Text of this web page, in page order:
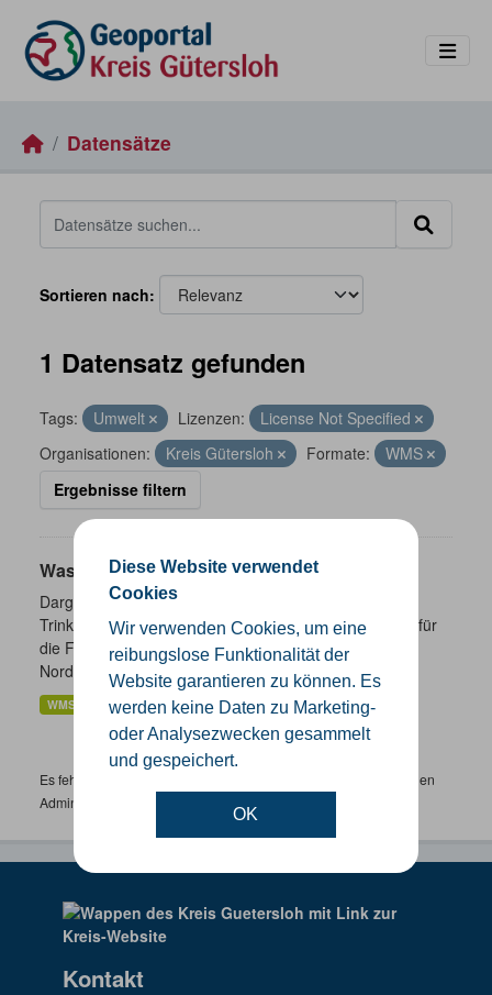
Diese Website verwendet
Cookies
Wir verwenden Cookies, um eine
reibungslose Funktionalität der
Website garantieren zu können. Es
werden keine Daten zu Marketing-
oder Analysezwecken gesammelt
und gespeichert.
OK
Datensätze
Sortieren nach
1 Datensatz gefunden
Tags: Umwelt Lizenzen:
License Not Specified
Organisationen:
Kreis Gütersloh Formate:
WMS
Ergebnisse filtern
Wasserschutzgebiete
Dargestellt werden die geplanten und festgesetzten
Trinkwasser- und Heilquellenschutzgebiete. Zuständig für
die Festsetzung von Wasserschutzgebieten sind in
Nordrhein-Westfalen...
WMS
Es fehlen spezifische Datensätze? Wenden Sie sich bitte an einen
Administrator unter:
Kontakt